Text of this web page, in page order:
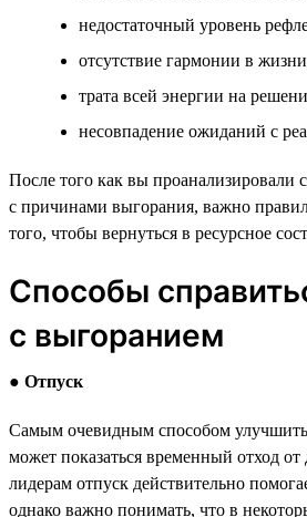
недостаточный уровень
отсутствие гармонии в
трата всей энергии на
несовпадение ожиданий с
После того как вы проанализировали
с причинами выгорания, важно
того, чтобы вернуться в ресурсное
Способы
с выгоранием
● Отпуск
Самым очевидным способом улучшить
может показаться временный отход
лидерам отпуск действительно
однако важно понимать, что в